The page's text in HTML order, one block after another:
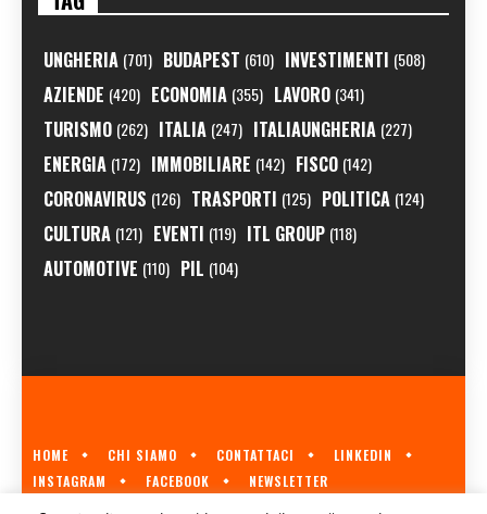
UNGHERIA (701) BUDAPEST (610) INVESTIMENTI (508)
AZIENDE (420) ECONOMIA (355) LAVORO (341)
TURISMO (262) ITALIA (247) ITALIAUNGHERIA (227)
ENERGIA (172) IMMOBILIARE (142) FISCO (142)
CORONAVIRUS (126) TRASPORTI (125) POLITICA (124)
CULTURA (121) EVENTI (119) ITL GROUP (118)
AUTOMOTIVE (110) PIL (104)
HOME CHI SIAMO CONTATTACI
LINKEDIN
INSTAGRAM
FACEBOOK NEWSLETTER